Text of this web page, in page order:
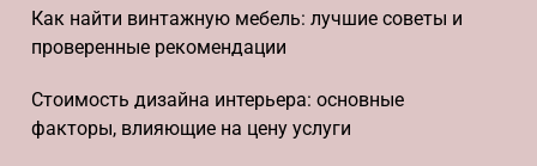
Как найти винтажную мебель: лучшие советы и
проверенные рекомендации
Стоимость дизайна интерьера: основные
факторы, влияющие на цену услуги